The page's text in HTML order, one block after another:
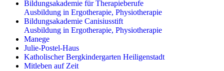
Bildungsakademie für Therapieberufe
Ausbildung in Ergotherapie, Physiotherapie
Bildungsakademie Canisiusstift
Ausbildung in Ergotherapie, Physiotherapie
Manege
Julie-Postel-Haus
Katholischer Bergkindergarten Heiligenstadt
Mitleben auf Zeit